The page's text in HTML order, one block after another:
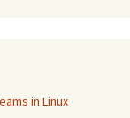
in Linux